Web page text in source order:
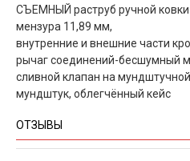
СЪЕМНЫЙ раструб ручной
мензура 11,89 мм,
внутренние и внешние части
рычаг соединений-бесшумный
сливной клапан на
мундштук, облегчённый кейс
ОТЗЫВЫ